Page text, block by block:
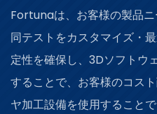
Fortunaは、お客様の製品
同テストをカスタマイズ・
定性を確保し、3Dソフトウ
することで、お客様のコス
ヤ加工設備を使用すること